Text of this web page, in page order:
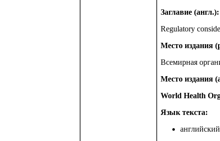
Заглавие (англ.):
Regulatory
Место издания
Всемирная
Место издания
World Health
Язык текста: